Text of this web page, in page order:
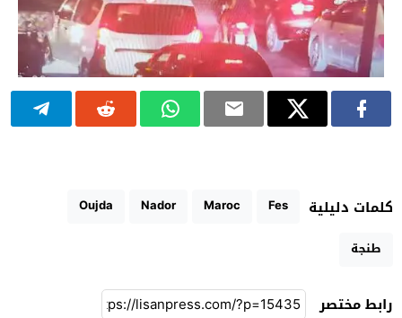
كلمات دليلية Fes
Maroc
Nador
Oujda
طنجة
رابط مختصر